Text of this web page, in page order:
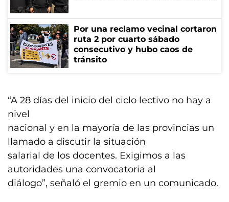
Por una reclamo vecinal cortaron
ruta 2 por cuarto sábado
consecutivo y hubo caos de
tránsito
“A 28 días del inicio del ciclo lectivo no hay a
nivel
nacional y en la mayoría de las provincias un
llamado a discutir la situación
salarial de los docentes. Exigimos a las
autoridades una convocatoria al
diálogo”, señaló el gremio en un comunicado.